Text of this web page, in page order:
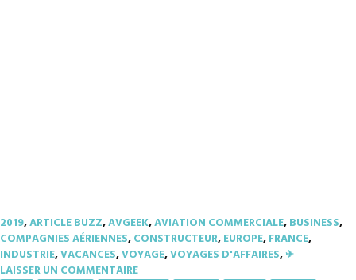
2019,ARTICLE BUZZ,AVGEEK,AVIATION COMMERCIALE,BUSINESS,
COMPAGNIES AÉRIENNES,CONSTRUCTEUR,EUROPE,FRANCE,
INDUSTRIE,VACANCES,VOYAGE,VOYAGES D'AFFAIRES,✈︎
LAISSER UN COMMENTAIRE